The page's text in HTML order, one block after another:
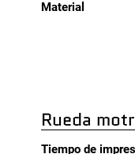
Material
Rueda
Tiempo de